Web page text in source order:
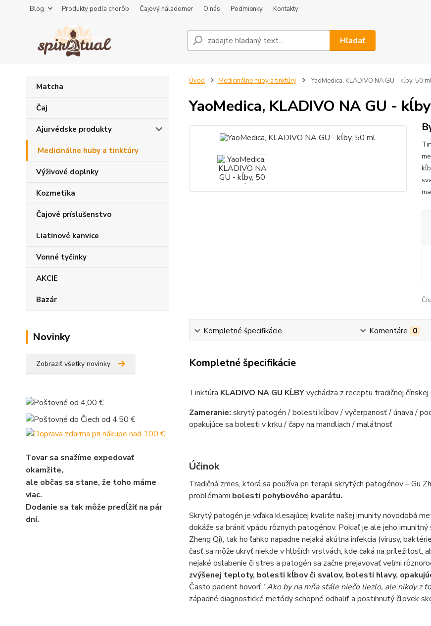
Blog Produkty podľa chorôb Čajový náladomer O nás Podmienky Kontakty
Hľadať
Matcha
Čaj
Ajurvédske produkty
Medicinálne huby a tinktúry
Výživové doplnky
Kozmetika
Čajové príslušenstvo
Liatinové kanvice
Vonné tyčinky
AKCIE
Bazár
Novinky
Zobraziť všetky novinky
Tovar sa snažíme expedovať
okamžite,
ale občas sa stane, že toho máme
viac.
Dodanie sa tak môže predĺžiť na pár
dní.
Úvod Medicinálne huby a tinktúry YaoMedica, KLADIVO NA GU - kĺby, 50
YaoMedica, KLADIVO NA GU -
Kompletné špecifikácie Komentáre 0
Kompletné špecifikácie
Tinktúra KLADIVO NA GU KĹBYvychádza z receptu tradičnej čínskej
Zameranie: skrytý patogén / bolesti kĺbov / vyčerpanosť / únava /
opakujúce sa bolesti v krku / čapy na mandliach / malátnosť
Účinok
Tradičná zmes, ktorá sa používa pri terapii skrytých patogénov – Gu
problémami bolesti pohybového aparátu.
Skrytý patogén je vďaka klesajúcej kvalite našej imunity novodobá
dokáže sa brániť vpádu rôznych patogénov. Pokiaľ je ale jeho
Zheng Qi), tak ho ľahko napadne nejaká akútna infekcia (vírusy,
časť sa môže ukryť niekde v hlbších vrstvách, kde čaká na príležitosť,
nejaké oslabenie či stres a patogén sa začne prejavovať veľmi
zvýšenej teploty, bolesti kĺbov či svalov, bolesti hlavy,
Často pacient hovorí: “Ako by na mňa stále niečo liezlo, ale nikdy z
západné diagnostické metódy schopné odhaliť a postihnutý človek